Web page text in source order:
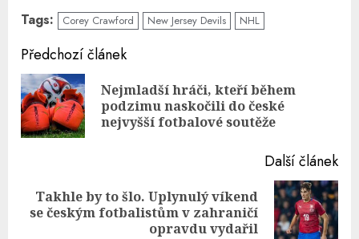
Tags: Corey Crawford New Jersey Devils NHL
Continue
Reading
Předchozí článek
Nejmladší hráči, kteří během
podzimu naskočili do české
nejvyšší fotbalové soutěže
Další článek
Next
Takhle by to šlo. Uplynulý víkend
se českým fotbalistům v zahraničí
opravdu vydařil